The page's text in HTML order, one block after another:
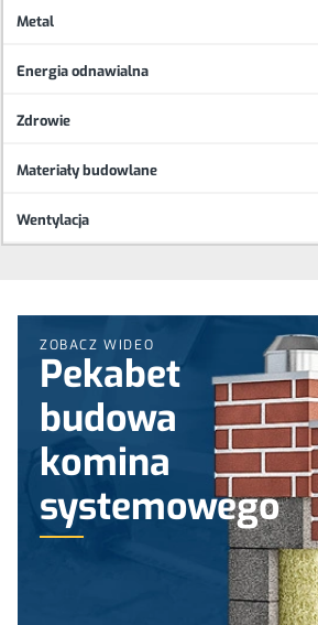
Metal
Energia odnawialna
Zdrowie
Materiały budowlane
Wentylacja
ZOBACZ WIDEO
Pekabet
budowa
komina
systemowego